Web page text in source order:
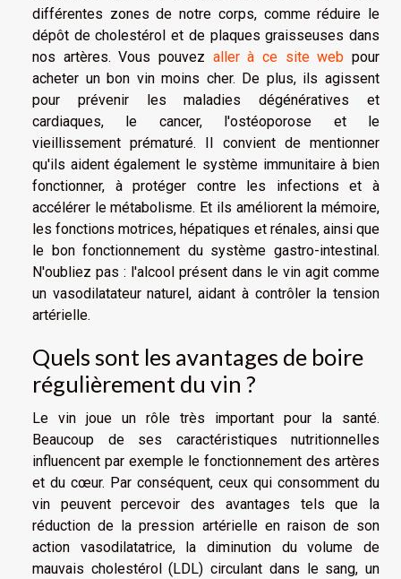
différentes zones de notre corps, comme réduire le
dépôt de cholestérol et de plaques graisseuses dans
nos artères. Vous pouvez aller à ce site web pour
acheter un bon vin moins cher. De plus, ils agissent
pour prévenir les maladies dégénératives et
cardiaques, le cancer, l'ostéoporose et le
vieillissement prématuré. Il convient de mentionner
qu'ils aident également le système immunitaire à bien
fonctionner, à protéger contre les infections et à
accélérer le métabolisme. Et ils améliorent la mémoire,
les fonctions motrices, hépatiques et rénales, ainsi que
le bon fonctionnement du système gastro-intestinal.
N'oubliez pas : l'alcool présent dans le vin agit comme
un vasodilatateur naturel, aidant à contrôler la tension
artérielle.
Quels sont les avantages de boire
régulièrement du vin ?
Le vin joue un rôle très important pour la santé.
Beaucoup de ses caractéristiques nutritionnelles
influencent par exemple le fonctionnement des artères
et du cœur. Par conséquent, ceux qui consomment du
vin peuvent percevoir des avantages tels que la
réduction de la pression artérielle en raison de son
action vasodilatatrice, la diminution du volume de
mauvais cholestérol (LDL) circulant dans le sang, un